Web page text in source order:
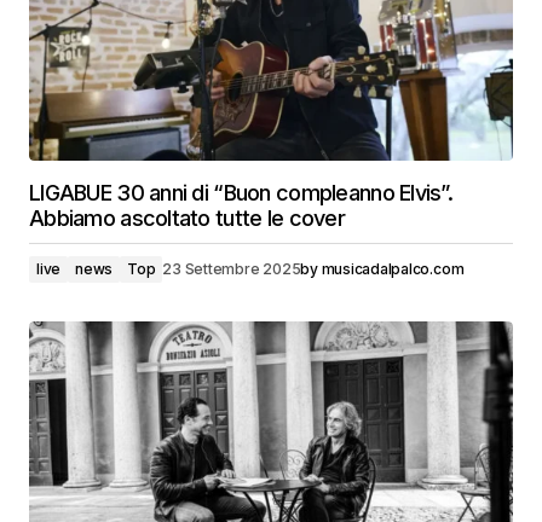
LIGABUE 30 anni di “Buon compleanno Elvis”.
Abbiamo ascoltato tutte le cover
live news Top 23 Settembre 2025by musicadalpalco.com